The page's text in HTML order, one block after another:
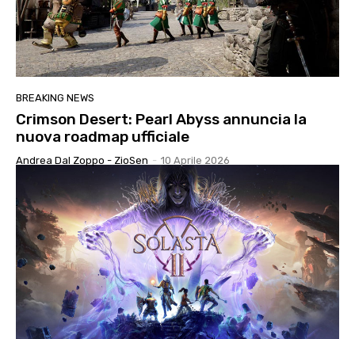
BREAKING NEWS
Crimson Desert: Pearl Abyss annuncia la
nuova roadmap ufficiale
Andrea Dal Zoppo - ZioSen - 10 Aprile 2026